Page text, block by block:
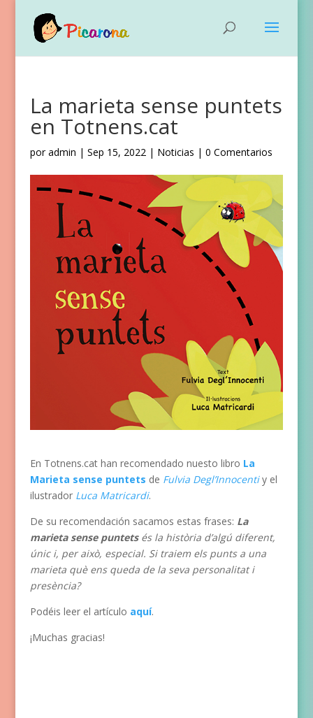
La marieta sense puntets
en Totnens.cat
poradmin | Sep 15, 2022| Noticias | 0 Comentarios
En Totnens.cat han recomendado nuesto libro La
Marieta sense puntets de Fulvia Degl’Innocentiy el
ilustrador Luca Matricardi.
De su recomendación sacamos estas frases: La
marieta sense puntetsés la història d’algú diferent,
únic i, per això, especial. Si traiem els punts a una
marieta què ens queda de la seva personalitat i
presència?
Podéis leer el artículo aquí.
¡Muchas gracias!